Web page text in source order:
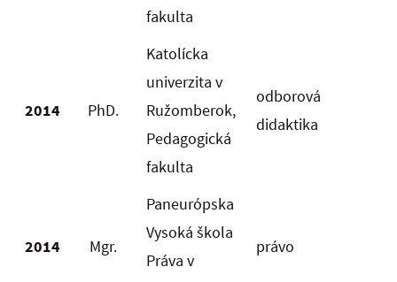
fakulta
2014 PhD.
Katolícka
univerzita v
Ružomberok,
Pedagogická
fakulta
odborová
didaktika
2014 Mgr.
Paneurópska
Vysoká škola
Práva v
právo